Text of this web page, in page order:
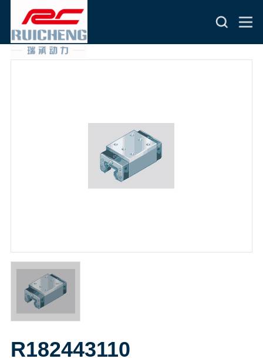
R182443110